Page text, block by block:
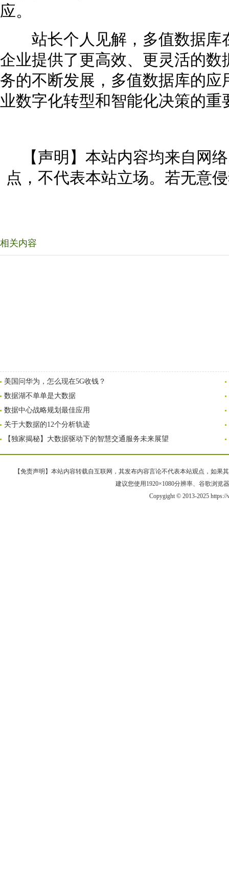
应。
站长个人见解，多值数据库
企业提供了更高效、更灵活的
务的不断发展，多值数据库的
业数字化转型和智能化决策的重
【声明】本站内容均来自网
点，不代表本站立场。若无意
相关内容
美国问华为，怎么现在5G收钱？
数据湖不单单是大数据
数据中心战略规划最佳应用
关于大数据的12个分析轨迹
【独家揭秘】大数据驱动下的智慧交通服务未来展望
【免责声明】本站内容转载自互联网，其发布内容言论不代表本站观点，如果
建议您使用1920×1080分辨率、谷歌浏览
Copygight © 2013-2025